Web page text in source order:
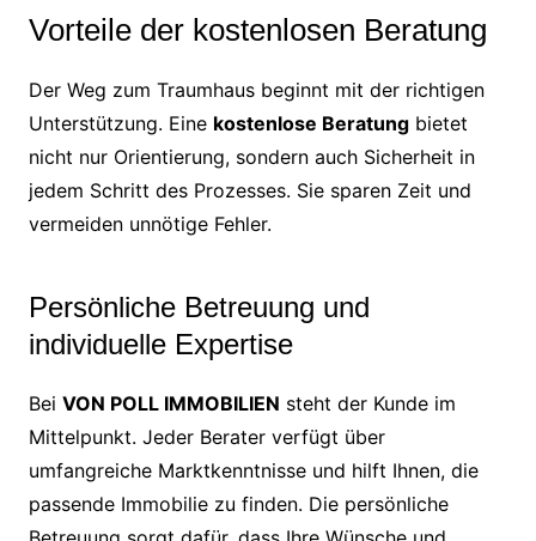
Vorteile der kostenlosen Beratung
Der Weg zum Traumhaus beginnt mit der richtigen
Unterstützung. Eine kostenlose Beratungbietet
nicht nur Orientierung, sondern auch Sicherheit in
jedem Schritt des Prozesses. Sie sparen Zeit und
vermeiden unnötige Fehler.
Persönliche Betreuung und
individuelle Expertise
Bei VON POLL IMMOBILIEN steht der Kunde im
Mittelpunkt. Jeder Berater verfügt über
umfangreiche Marktkenntnisse und hilft Ihnen, die
passende Immobilie zu finden. Die persönliche